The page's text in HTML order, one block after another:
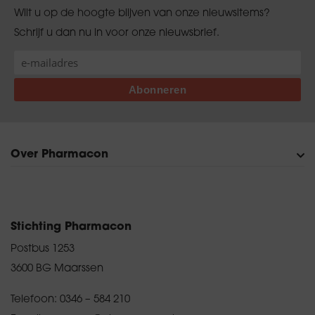
Wilt u op de hoogte blijven van onze nieuwsitems?
Schrijf u dan nu in voor onze nieuwsbrief.
Over Pharmacon
Stichting Pharmacon
Postbus 1253
3600 BG Maarssen
Telefoon: 0346 – 584 210